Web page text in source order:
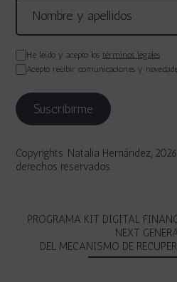
He leído y acepto los términos legales
Acepto recibir comunicaciones y
Copyrights. Natalia Hernández,
derechos reservados.
PROGRAMA KIT DIGITAL
NEXT
DEL MECANISMO DE